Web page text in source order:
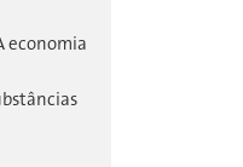
economia